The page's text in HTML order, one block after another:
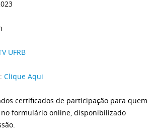
UFRB
Clique Aqui
certificados de participação para quem
formulário online, disponibilizado